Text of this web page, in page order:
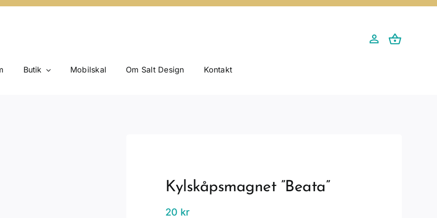
Butik Mobilskal Om Salt Design Kontakt
Kylskåpsmagnet ”Beata”
20 kr